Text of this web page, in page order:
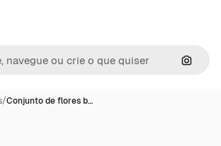
/Conjunto de flores b…